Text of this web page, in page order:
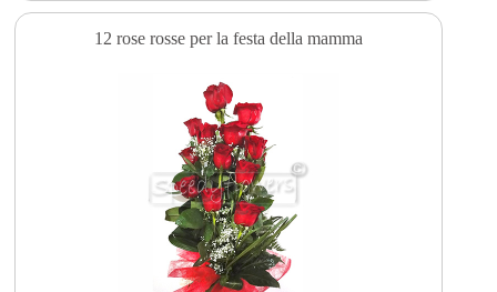
12 rose rosse per la festa della mamma